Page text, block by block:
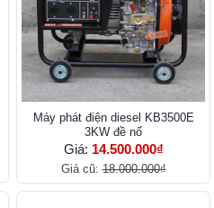
Máy phát điện diesel KB3500E
3KW đề nổ
Giá: 14.500.000₫
Giá cũ:18.000.000₫